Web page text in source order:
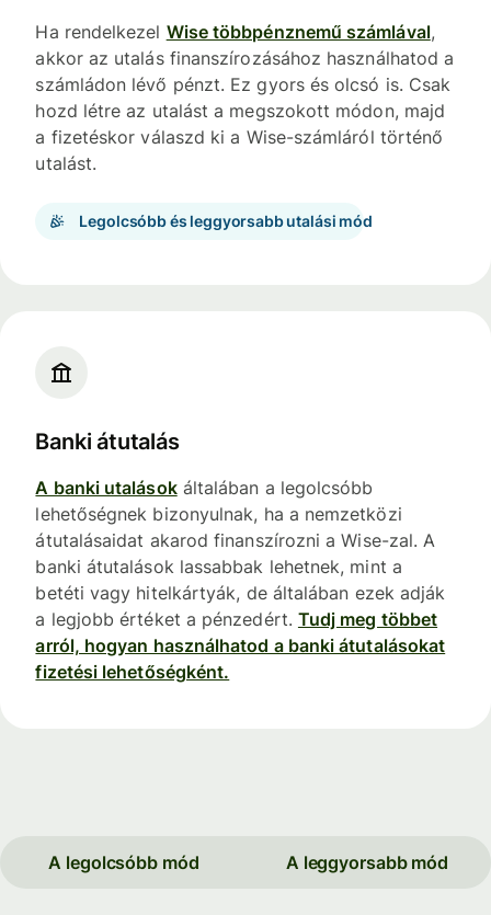
Ha rendelkezel Wise többpénznemű számlával,
akkor az utalás finanszírozásához használhatod a
számládon lévő pénzt. Ez gyors és olcsó is. Csak
hozd létre az utalást a megszokott módon, majd
a fizetéskor válaszd ki a Wise-számláról történő
utalást.
Legolcsóbb és leggyorsabb utalási mód
Banki átutalás
A banki utalásokáltalában a legolcsóbb
lehetőségnek bizonyulnak, ha a nemzetközi
átutalásaidat akarod finanszírozni a Wise-zal. A
banki átutalások lassabbak lehetnek, mint a
betéti vagy hitelkártyák, de általában ezek adják
a legjobb értéket a pénzedért. Tudj meg többet
arról, hogyan használhatod a banki átutalásokat
fizetési lehetőségként.
A legolcsóbb mód A leggyorsabb mód